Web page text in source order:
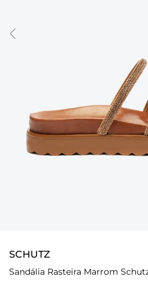
SCHUTZ
Sandália Rasteira Marrom